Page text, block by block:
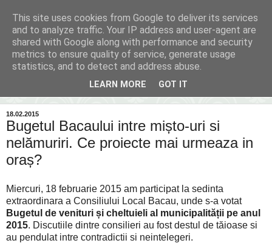
Inima Bacăului
Din inima Bacăului...spre inima ta...
18.02.2015
Bugetul Bacaului intre mișto-uri si
nelămuriri. Ce proiecte mai urmeaza in
oraș?
Miercuri, 18 februarie 2015 am participat la sedinta
extraordinara a Consiliului Local Bacau, unde s-a votat
Bugetul de venituri și cheltuieli al municipalității pe anul
2015. Discutiile dintre consilieri au fost destul de tăioase si
au pendulat intre contradictii si neintelegeri.
This site uses cookies from Google to deliver its services
and to analyze traffic. Your IP address and user-agent are
shared with Google along with performance and security
metrics to ensure quality of service, generate usage
statistics, and to detect and address abuse.
LEARN MORE GOT IT